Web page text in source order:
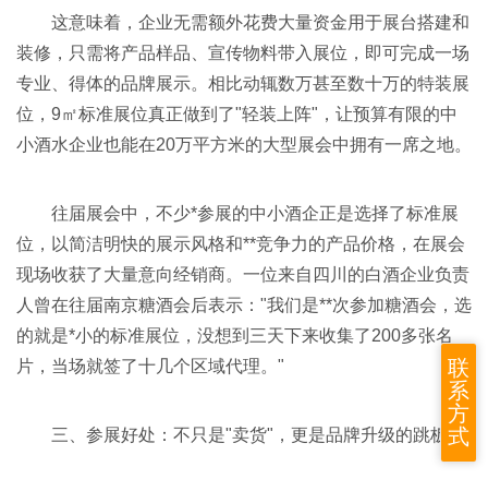
这意味着，企业无需额外花费大量资金用于展台搭建和
装修，只需将产品样品、宣传物料带入展位，即可完成一场
专业、得体的品牌展示。相比动辄数万甚至数十万的特装展
位，9㎡标准展位真正做到了"轻装上阵"，让预算有限的中
小酒水企业也能在20万平方米的大型展会中拥有一席之地。
往届展会中，不少*参展的中小酒企正是选择了标准展
位，以简洁明快的展示风格和**竞争力的产品价格，在展会
现场收获了大量意向经销商。一位来自四川的白酒企业负责
人曾在往届南京糖酒会后表示："我们是**次参加糖酒会，选
的就是*小的标准展位，没想到三天下来收集了200多张名
片，当场就签了十几个区域代理。"
三、参展好处：不只是"卖货"，更是品牌升级的跳板
联
系
方
式